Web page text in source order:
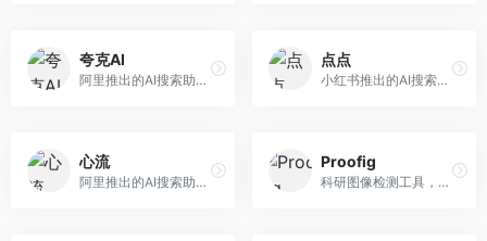
夸克AI
阿里推出的AI搜索助手，整合搜索与AI功能。面向年轻用户，提供智能搜索、文档处理、学习辅助等服务，与夸克生态深度整合。
点点
小红书推出的AI搜索应用，专注于生活方式内容搜索。面向小红书用户，提供生活攻略、消费决策、内容推荐等服务，生活方式内容丰富。
心流
阿里推出的AI搜索助手，专注于智能信息获取。面向普通用户，提供智能搜索、内容整理、知识问答等服务，与阿里生态深度整合。
Proofig
科研图像检测工具，专注于学术图像完整性验证。面向科研人员，提供图像检测、重复分析、报告生成等服务，学术检测专业。